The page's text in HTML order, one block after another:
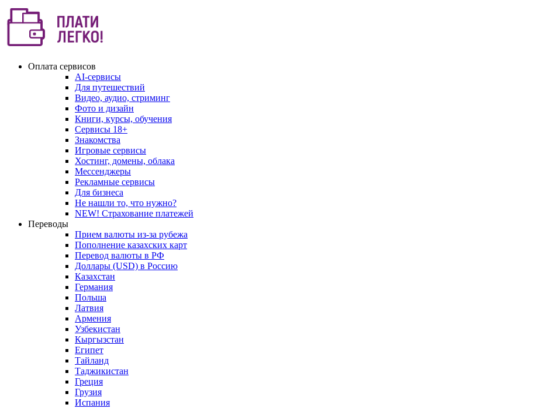
Оплата сервисов
AI-сервисы
Для путешествий
Видео, аудио, стриминг
Фото и дизайн
Книги, курсы, обучения
Сервисы 18+
Знакомства
Игровые сервисы
Хостинг, домены, облака
Мессенджеры
Рекламные сервисы
Для бизнеса
Не нашли то, что нужно?
NEW! Страхование платежей
Переводы
Прием валюты из-за рубежа
Пополнение казахских карт
Перевод валюты в РФ
Доллары (USD) в Россию
Казахстан
Германия
Польша
Латвия
Армения
Узбекистан
Кыргызстан
Египет
Тайланд
Таджикистан
Греция
Грузия
Испания